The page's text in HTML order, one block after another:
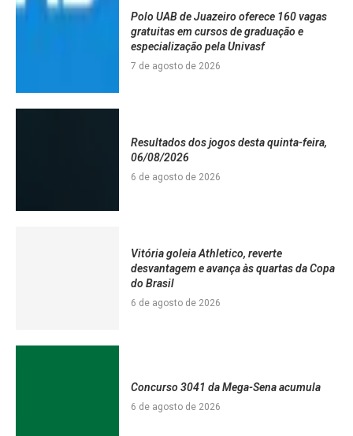
Polo UAB de Juazeiro oferece 160 vagas
gratuitas em cursos de graduação e
especialização pela Univasf
7 de agosto de 2026
Resultados dos jogos desta quinta-feira,
06/08/2026
6 de agosto de 2026
Vitória goleia Athletico, reverte
desvantagem e avança às quartas da Copa
do Brasil
6 de agosto de 2026
Concurso 3041 da Mega-Sena acumula
6 de agosto de 2026